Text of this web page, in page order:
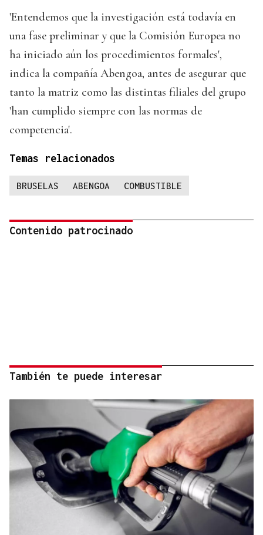
'Entendemos que la investigación está todavía en
una fase preliminar y que la Comisión Europea no
ha iniciado aún los procedimientos formales',
indica la compañía Abengoa, antes de asegurar que
tanto la matriz como las distintas filiales del grupo
'han cumplido siempre con las normas de
competencia'.
Temas relacionados
BRUSELAS ABENGOA COMBUSTIBLE
Contenido patrocinado
También te puede interesar